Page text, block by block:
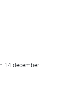
14 december.